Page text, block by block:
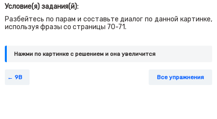
Условие(я) задания(й):
Разбейтесь по парам и составьте диалог по данной картинке,
используя фразы со страницы 70-71.
Нажми по картинке c решением и она увеличится
9B Все упражнения